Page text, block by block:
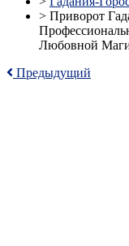
> Приворот
Любовной
Предыдущий